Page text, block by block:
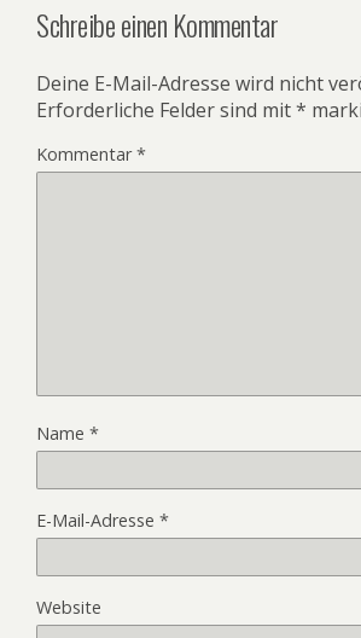
Schreibe einen Kommentar
Deine E-Mail-Adresse wird nicht
Erforderliche Felder sind mit*
Kommentar*
Name *
E-Mail-Adresse *
Website